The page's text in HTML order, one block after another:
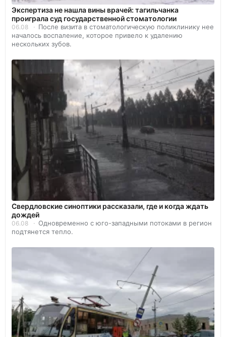
Экспертиза не нашла вины врачей: тагильчанка
проиграла суд государственной стоматологии
06.08
После визита в стоматологическую поликлинику нее
началось воспаление, которое привело к удалению
нескольких зубов.
Свердловские синоптики рассказали, где и когда ждать
дождей
06.08
Одновременно с юго-западными потоками в регион
подтянется тепло.